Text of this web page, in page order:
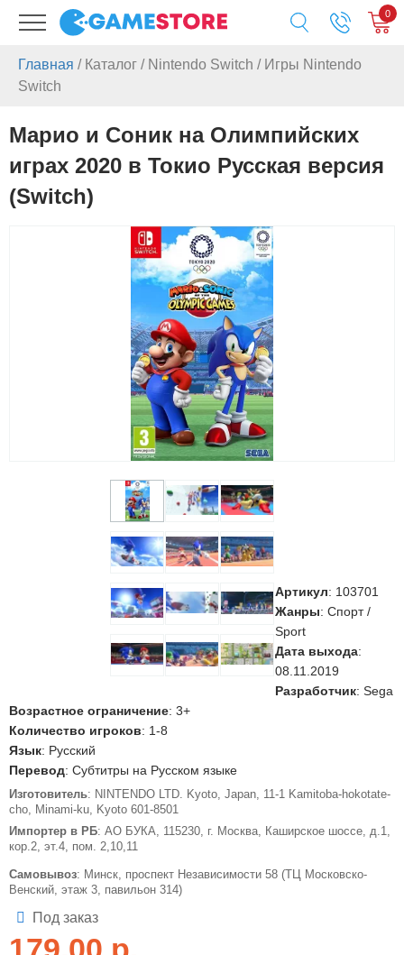
0
Главная / Каталог / Nintendo Switch / Игры Nintendo
Switch
Марио и Соник на Олимпийских
играх 2020 в Токио Русская версия
(Switch)
Артикул: 103701
Жанры: Спорт /
Sport
Дата выхода:
08.11.2019
Разработчик: Sega
Возрастное ограничение: 3+
Количество игроков: 1-8
Язык: Русский
Перевод: Субтитры на Русском языке
Изготовитель: NINTENDO LTD. Kyoto, Japan, 11-1 Kamitoba-hokotate-
cho, Minami-ku, Kyoto 601-8501
Импортер в РБ: АО БУКА, 115230, г. Москва, Каширское шоссе, д.1,
кор.2, эт.4, пом. 2,10,11
Самовывоз: Минск, проспект Независимости 58 (ТЦ Московско-
Венский, этаж 3, павильон 314)
Под заказ